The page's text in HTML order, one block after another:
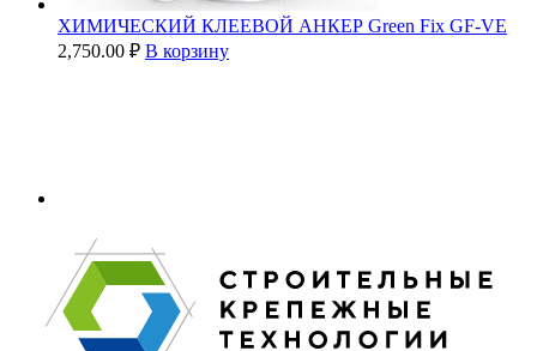
ХИМИЧЕСКИЙ КЛЕЕВОЙ АНКЕР Green Fix GF-VE
2,750.00 ₽ В корзину